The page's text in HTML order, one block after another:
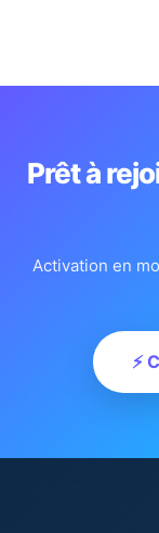
Prêt à
Activation en
⚡